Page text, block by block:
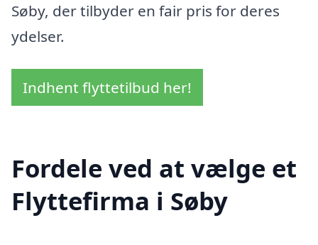
Søby, der tilbyder en fair pris for deres
ydelser.
Indhent flyttetilbud her!
Fordele ved at vælge et
Flyttefirma i Søby